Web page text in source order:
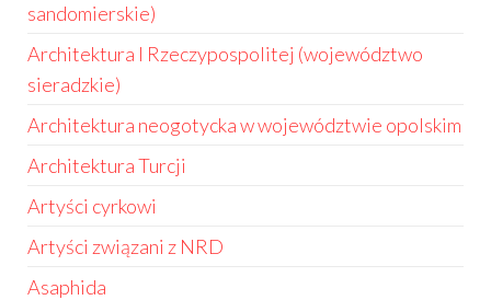
sandomierskie)
Architektura I Rzeczypospolitej (województwo
sieradzkie)
Architektura neogotycka w województwie opolskim
Architektura Turcji
Artyści cyrkowi
Artyści związani z NRD
Asaphida